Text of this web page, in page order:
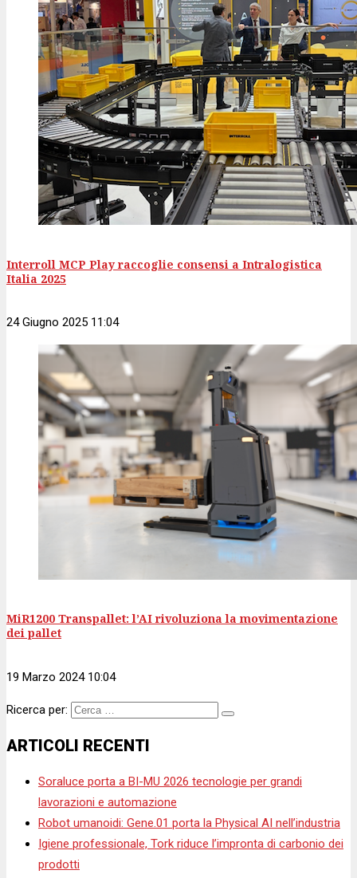
Interroll MCP Play raccoglie consensi a Intralogistica
Italia 2025
24 Giugno 2025 11:04
MiR1200 Transpallet: l’AI rivoluziona la movimentazione
dei pallet
19 Marzo 2024 10:04
Ricerca per:
ARTICOLI RECENTI
Soraluce porta a BI-MU 2026 tecnologie per grandi
lavorazioni e automazione
Robot umanoidi: Gene.01 porta la Physical AI nell’industria
Igiene professionale, Tork riduce l’impronta di carbonio dei
prodotti